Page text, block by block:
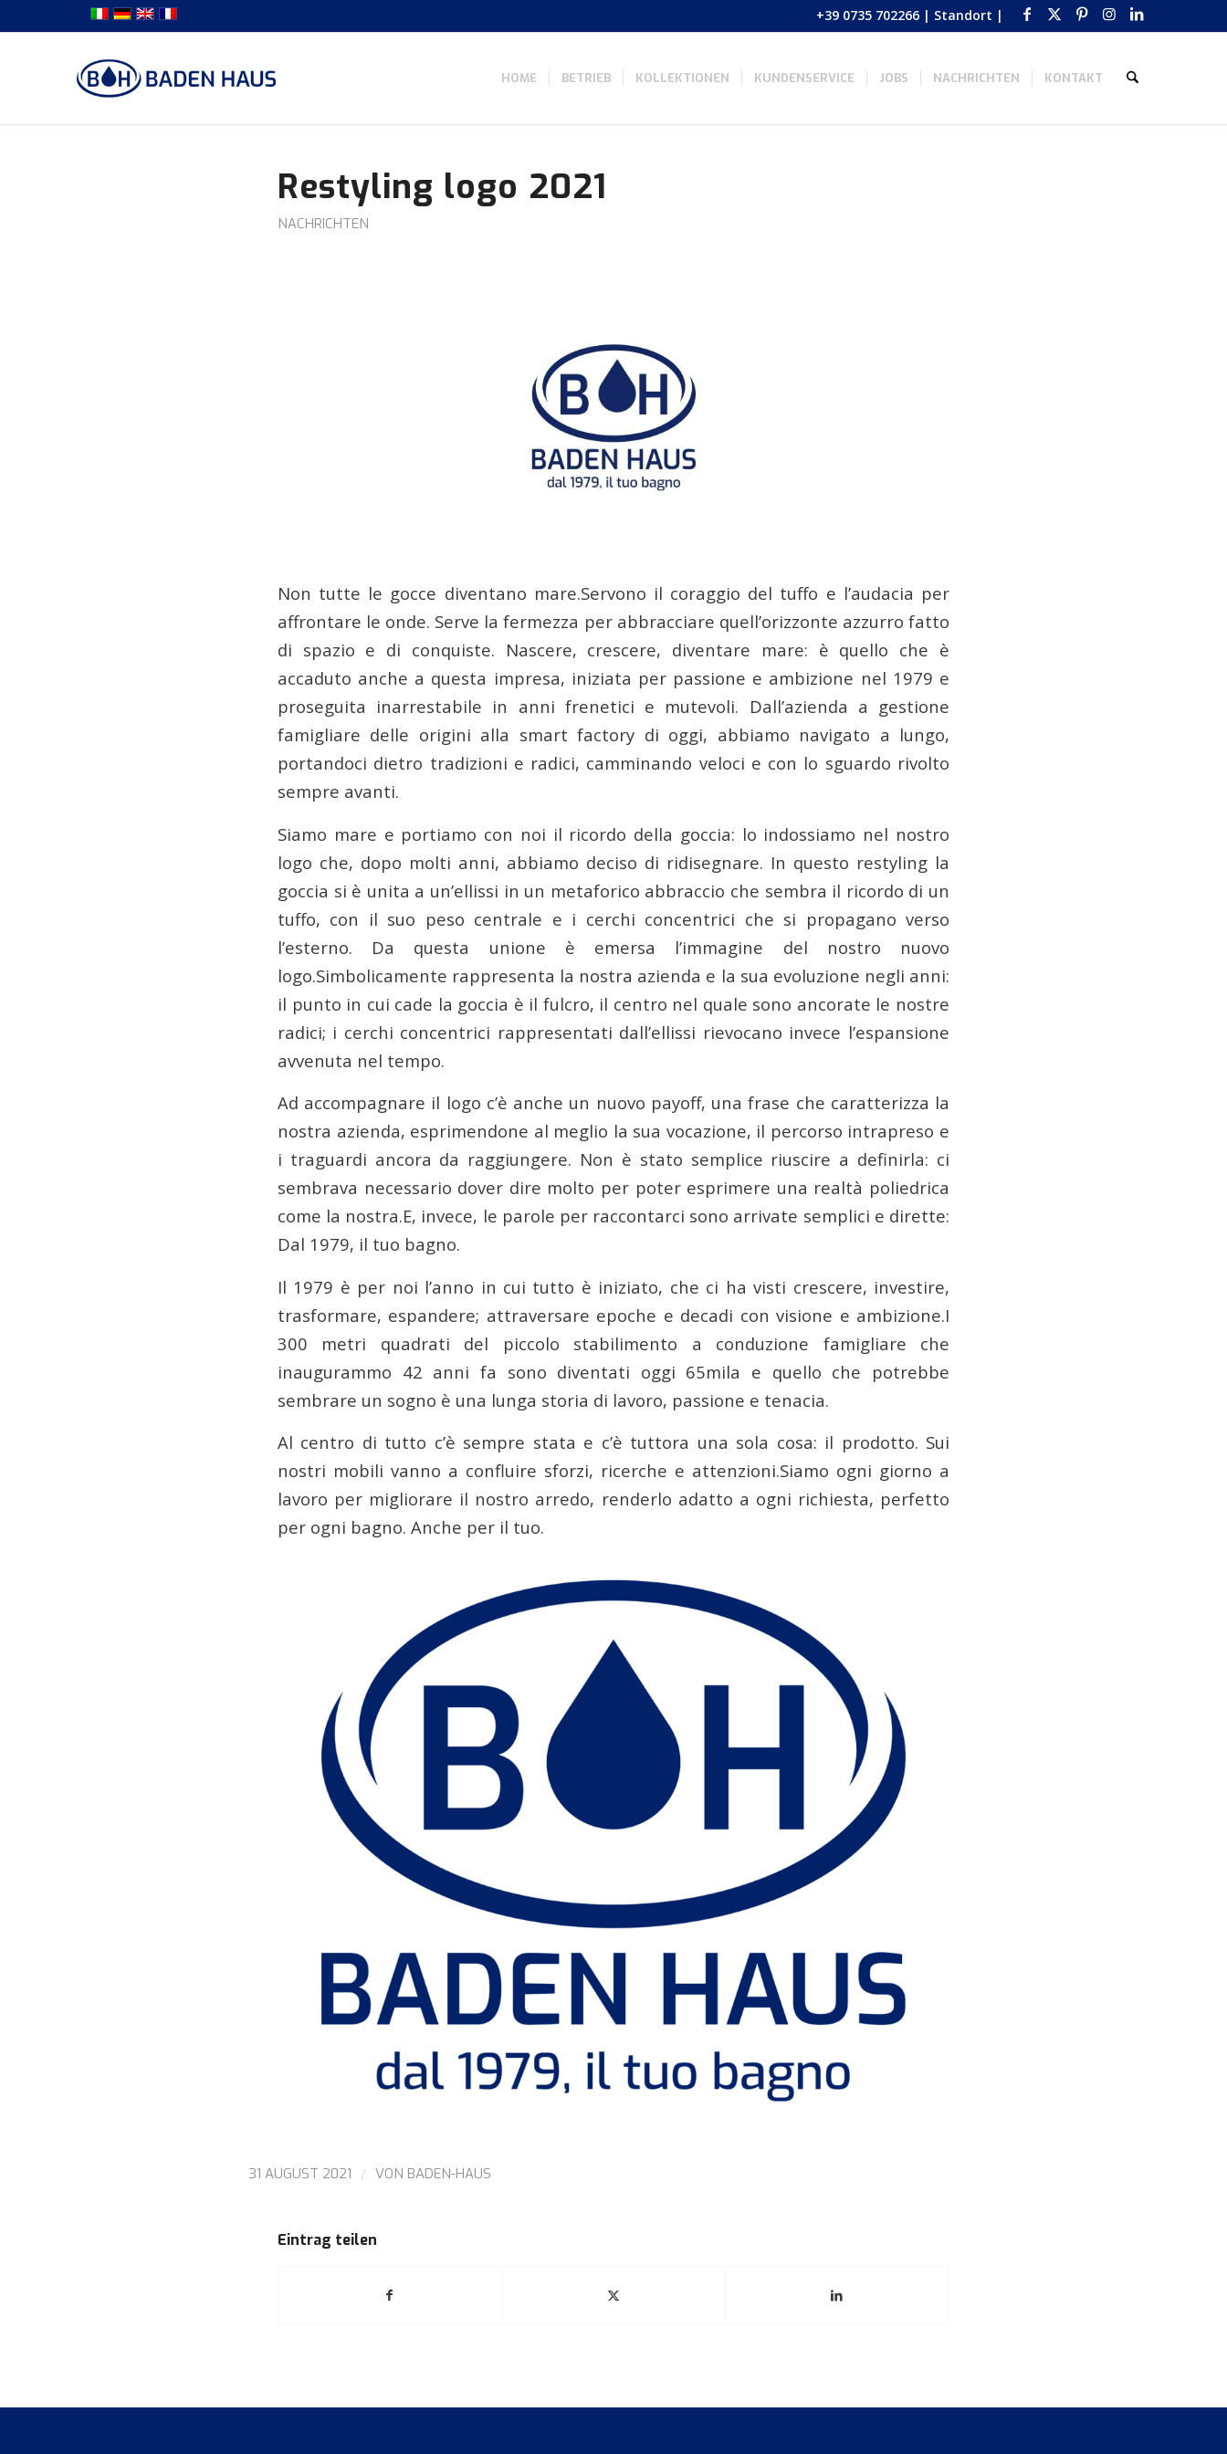
+39 0735 702266 | Standort |
HOME BETRIEB KOLLEKTIONEN KUNDENSERVICE JOBS NACHRICHTEN KONTAKT
Restyling logo 2021
NACHRICHTEN
Non tutte le gocce diventano mare.Servono il coraggio del tuffo e l’audacia per
affrontare le onde. Serve la fermezza per abbracciare quell’orizzonte azzurro fatto
di spazio e di conquiste. Nascere, crescere, diventare mare: è quello che è
accaduto anche a questa impresa, iniziata per passione e ambizione nel 1979 e
proseguita inarrestabile in anni frenetici e mutevoli. Dall’azienda a gestione
famigliare delle origini alla smart factory di oggi, abbiamo navigato a lungo,
portandoci dietro tradizioni e radici, camminando veloci e con lo sguardo rivolto
sempre avanti.
Siamo mare e portiamo con noi il ricordo della goccia: lo indossiamo nel nostro
logo che, dopo molti anni, abbiamo deciso di ridisegnare. In questo restyling la
goccia si è unita a un’ellissi in un metaforico abbraccio che sembra il ricordo di un
tuffo, con il suo peso centrale e i cerchi concentrici che si propagano verso
l’esterno. Da questa unione è emersa l’immagine del nostro nuovo
logo.Simbolicamente rappresenta la nostra azienda e la sua evoluzione negli anni:
il punto in cui cade la goccia è il fulcro, il centro nel quale sono ancorate le nostre
radici; i cerchi concentrici rappresentati dall’ellissi rievocano invece l’espansione
avvenuta nel tempo.
Ad accompagnare il logo c’è anche un nuovo payoff, una frase che caratterizza la
nostra azienda, esprimendone al meglio la sua vocazione, il percorso intrapreso e
i traguardi ancora da raggiungere. Non è stato semplice riuscire a definirla: ci
sembrava necessario dover dire molto per poter esprimere una realtà poliedrica
come la nostra.E, invece, le parole per raccontarci sono arrivate semplici e dirette:
Dal 1979, il tuo bagno.
Il 1979 è per noi l’anno in cui tutto è iniziato, che ci ha visti crescere, investire,
trasformare, espandere; attraversare epoche e decadi con visione e ambizione.I
300 metri quadrati del piccolo stabilimento a conduzione famigliare che
inaugurammo 42 anni fa sono diventati oggi 65mila e quello che potrebbe
sembrare un sogno è una lunga storia di lavoro, passione e tenacia.
Al centro di tutto c’è sempre stata e c’è tuttora una sola cosa: il prodotto. Sui
nostri mobili vanno a confluire sforzi, ricerche e attenzioni.Siamo ogni giorno a
lavoro per migliorare il nostro arredo, renderlo adatto a ogni richiesta, perfetto
per ogni bagno. Anche per il tuo.
31 AUGUST 2021 / VON BADEN-HAUS
Eintrag teilen